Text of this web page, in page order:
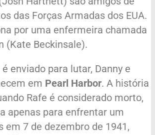
das Forças Armadas dos EUA.
por uma enfermeira chamada
(Kate Beckinsale).
enviado para lutar, Danny e
em Pearl Harbor. A história
Rafe é considerado morto,
apenas para enfrentar um
em 7 de dezembro de 1941,